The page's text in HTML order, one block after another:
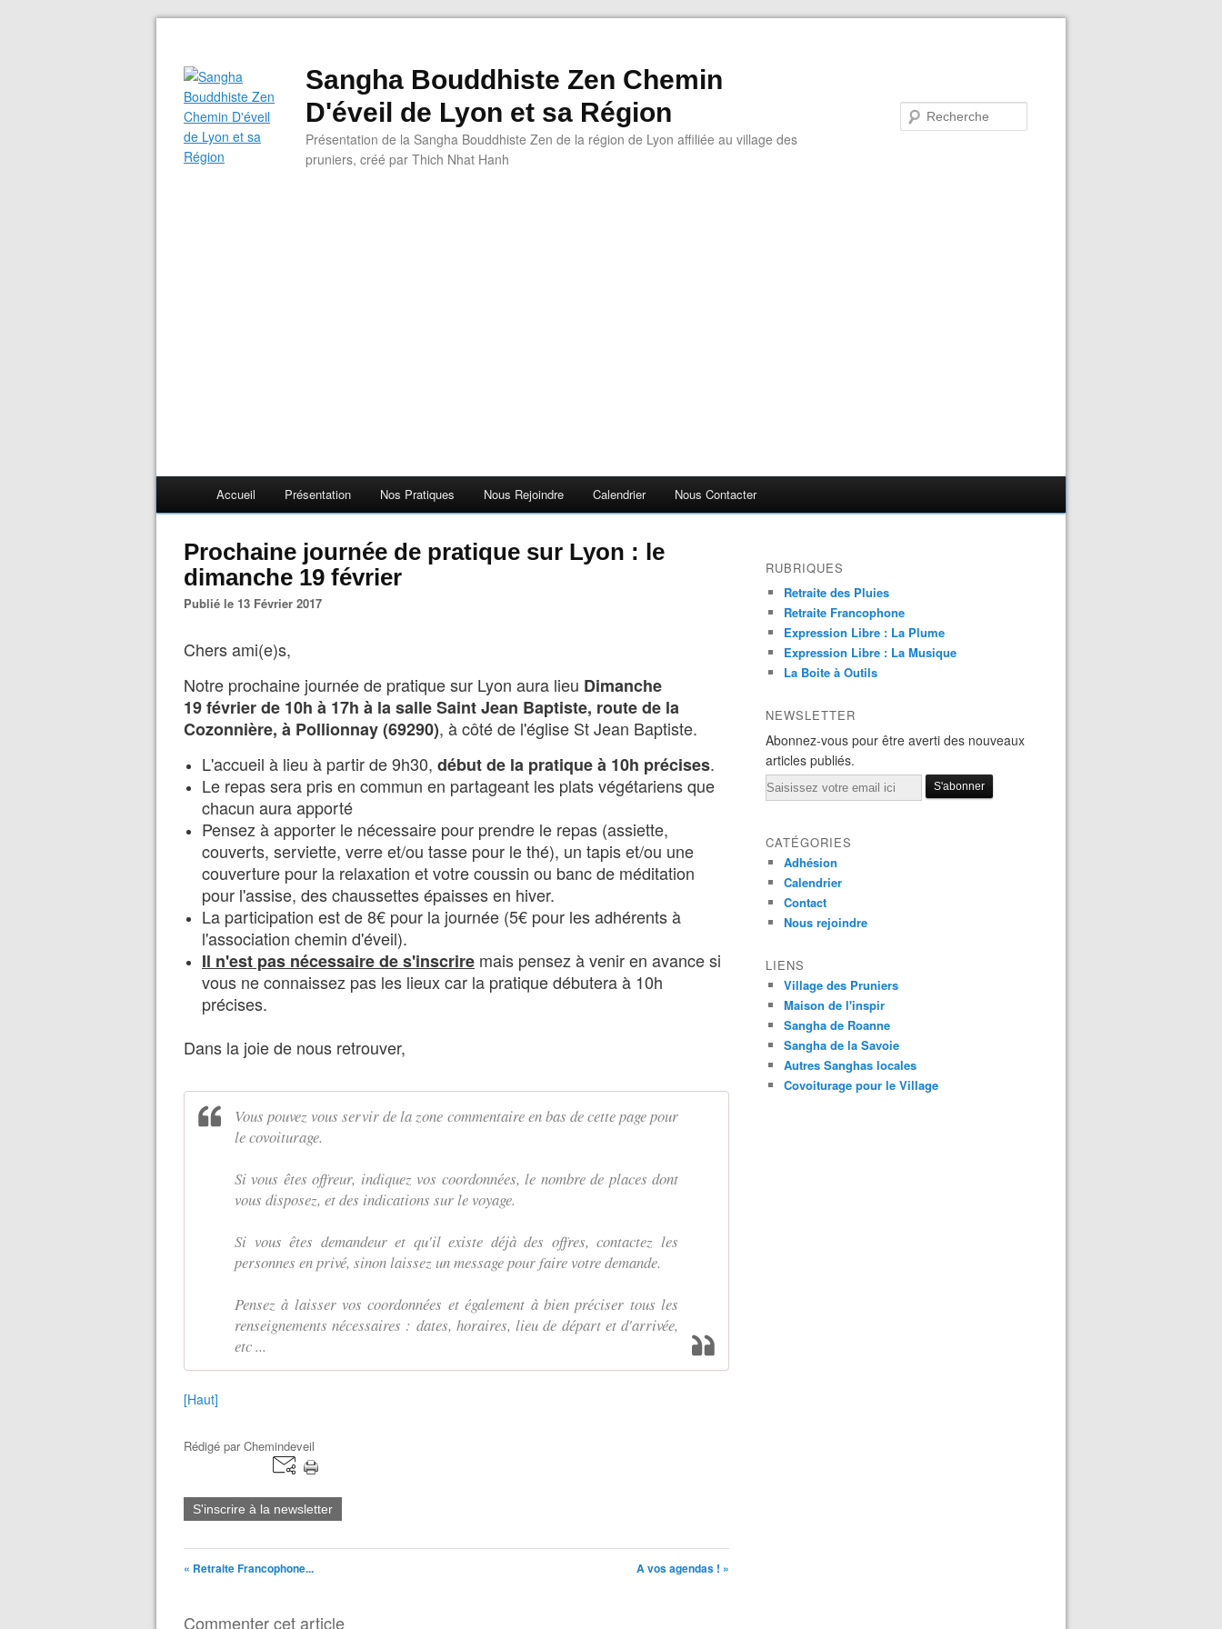
Sangha Bouddhiste Zen Chemin
D'éveil de Lyon et sa Région
Présentation de la Sangha Bouddhiste Zen de la région de Lyon affiliée au village des
pruniers, créé par Thich Nhat Hanh
Accueil Présentation Nos Pratiques Nous Rejoindre Calendrier Nous Contacter
Prochaine journée de pratique sur Lyon : le
dimanche 19 février
Publié le 13 Février 2017
Chers ami(e)s,
Notre prochaine journée de pratique sur Lyon aura lieu Dimanche
19 février de 10h à 17h à la salle Saint Jean Baptiste, route de la
Cozonnière, à Pollionnay (69290), à côté de l'église St Jean Baptiste.
L'accueil à lieu à partir de 9h30, début de la pratique à 10h précises.
Le repas sera pris en commun en partageant les plats végétariens que
chacun aura apporté
Pensez à apporter le nécessaire pour prendre le repas (assiette,
couverts, serviette, verre et/ou tasse pour le thé), un tapis et/ou une
couverture pour la relaxation et votre coussin ou banc de méditation
pour l'assise, des chaussettes épaisses en hiver.
La participation est de 8€ pour la journée (5€ pour les adhérents à
l'association chemin d'éveil).
Il n'est pas nécessaire de s'inscrire mais pensez à venir en avance si
vous ne connaissez pas les lieuxcar la pratique débutera à 10h
précises.
Dans la joie de nous retrouver,
Vous pouvez vous servir de la zone commentaire en bas de cette page pour
le covoiturage.
Si vous êtes offreur, indiquez vos coordonnées, le nombre de places dont
vous disposez, et des indications sur le voyage.
Si vous êtes demandeur et qu'il existe déjà des offres, contactez les
personnes en privé, sinon laissez un message pour faire votre demande.
Pensez à laisser vos coordonnées et également à bien préciser tous les
renseignements nécessaires : dates, horaires, lieu de départ et d'arrivée,
etc ...
[Haut]
Rédigé parChemindeveil
S'inscrire à la newsletter
« Retraite Francophone... A vos agendas ! »
Commenter cet article
RUBRIQUES
Retraite des Pluies
Retraite Francophone
Expression Libre : La Plume
Expression Libre : La Musique
La Boite à Outils
NEWSLETTER
Abonnez-vous pour être averti des nouveaux
articles publiés.
Email
CATÉGORIES
Adhésion
Calendrier
Contact
Nous rejoindre
LIENS
Village des Pruniers
Maison de l'inspir
Sangha de Roanne
Sangha de la Savoie
Autres Sanghas locales
Covoiturage pour le Village